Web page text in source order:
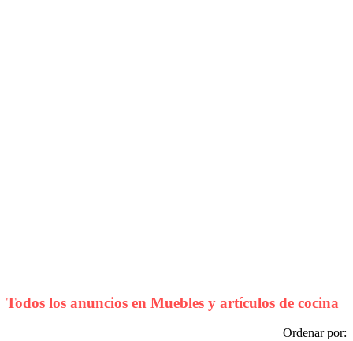
Todos los anuncios en Muebles y artículos de cocina
Ordenar por: